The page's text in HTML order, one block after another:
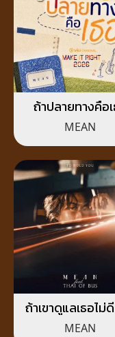
ถ้าปลายทางคือ
MEAN
ถ้าเขาดูแลเธอไม่
Hold You)
MEAN